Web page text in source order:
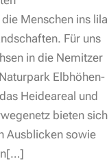
Menschen ins lila
Für uns
in die Nemitzer
Elbhöhen-
Heideareal und
bieten sich
Ausblicken sowie